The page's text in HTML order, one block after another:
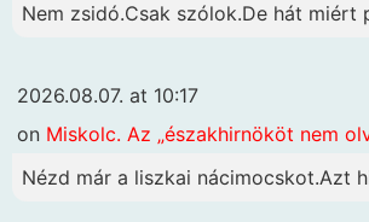
Nem zsidó.Csak szólok.De hát miért
2026.08.07. at 10:17
on Miskolc. Az „északhirnököt nem
Nézd már a liszkai nácimocskot.Azt